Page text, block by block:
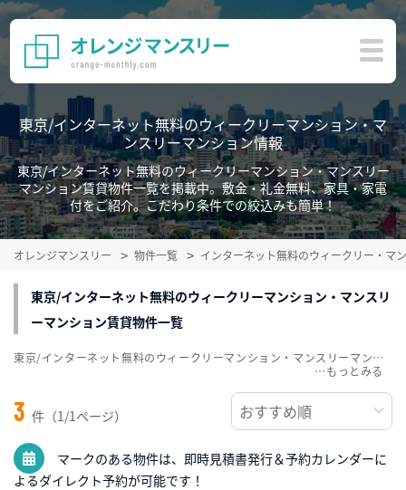
東京/インターネット無料のウィークリーマンション・マ
ンスリーマンション情報
東京/インターネット無料のウィークリーマンション・マンスリー
マンション賃貸物件一覧を掲載中。敷金・礼金無料、家具・家電
付をご紹介。こだわり条件での絞込みも簡単！
オレンジマンスリー 物件一覧 インターネット無料のウィークリー・マ
東京/インターネット無料のウィークリーマンション・マンスリ
ーマンション賃貸物件一覧
3 件（1/1ページ）
マークのある物件は、即時見積書発行＆予約カレンダーに
よるダイレクト予約が可能です！
東京/インターネット無料のウィークリーマンション・マンスリーマンション賃貸物件一覧を掲載中。敷金・礼金無料、家具・家電付をご紹介。こだわり条件での絞込みも簡単！
…